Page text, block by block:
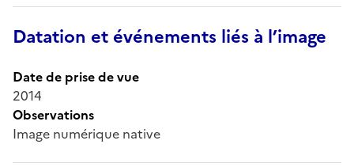
Datation et événements liés à l’image
Date de prise de vue
2014
Observations
Image numérique native